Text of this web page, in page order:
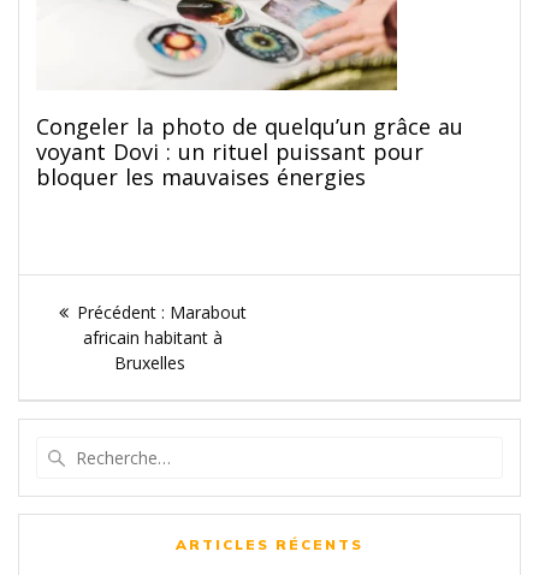
Congeler la photo de quelqu’un grâce au
voyant Dovi : un rituel puissant pour
bloquer les mauvaises énergies
Navigation
l’article
Précédent : Article
précédent
:
Marabout
africain habitant à
Bruxelles
:
ARTICLES RÉCENTS